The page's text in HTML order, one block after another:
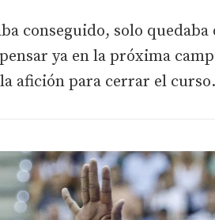
conseguido, solo
ya en la próxima
afición para cerrar el curso.